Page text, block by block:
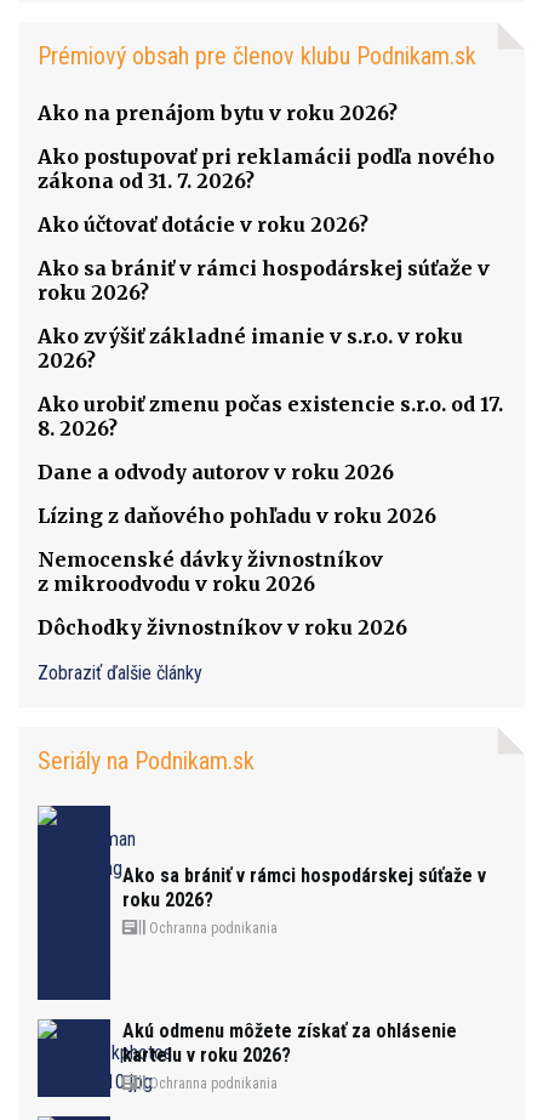
Prémiový obsah pre členov klubu Podnikam.sk
Ako na prenájom bytu v roku 2026?
Ako postupovať pri reklamácii podľa nového
zákona od 31. 7. 2026?
Ako účtovať dotácie v roku 2026?
Ako sa brániť v rámci hospodárskej súťaže v
roku 2026?
Ako zvýšiť základné imanie v s.r.o. v roku
2026?
Ako urobiť zmenu počas existencie s.r.o. od 17.
8. 2026?
Dane a odvody autorov v roku 2026
Lízing z daňového pohľadu v roku 2026
Nemocenské dávky živnostníkov
z mikroodvodu v roku 2026
Dôchodky živnostníkov v roku 2026
Zobraziť ďalšie články
Seriály na Podnikam.sk
Ako sa brániť v rámci hospodárskej súťaže v
roku 2026?
Ochranna podnikania
Akú odmenu môžete získať za ohlásenie
kartelu v roku 2026?
Ochranna podnikania